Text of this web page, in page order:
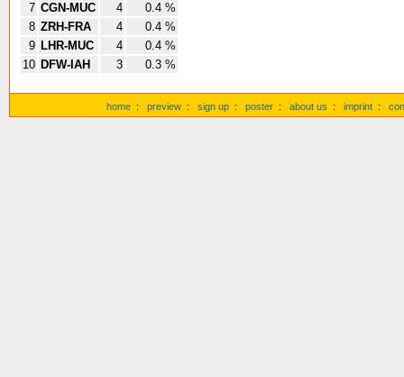
7 CGN-MUC 4
0.4 %
8 ZRH-FRA 4
0.4 %
9 LHR-MUC 4
0.4 %
10 DFW-IAH 3 0.3 %
home : preview : sign up : poster : about us : imprint :